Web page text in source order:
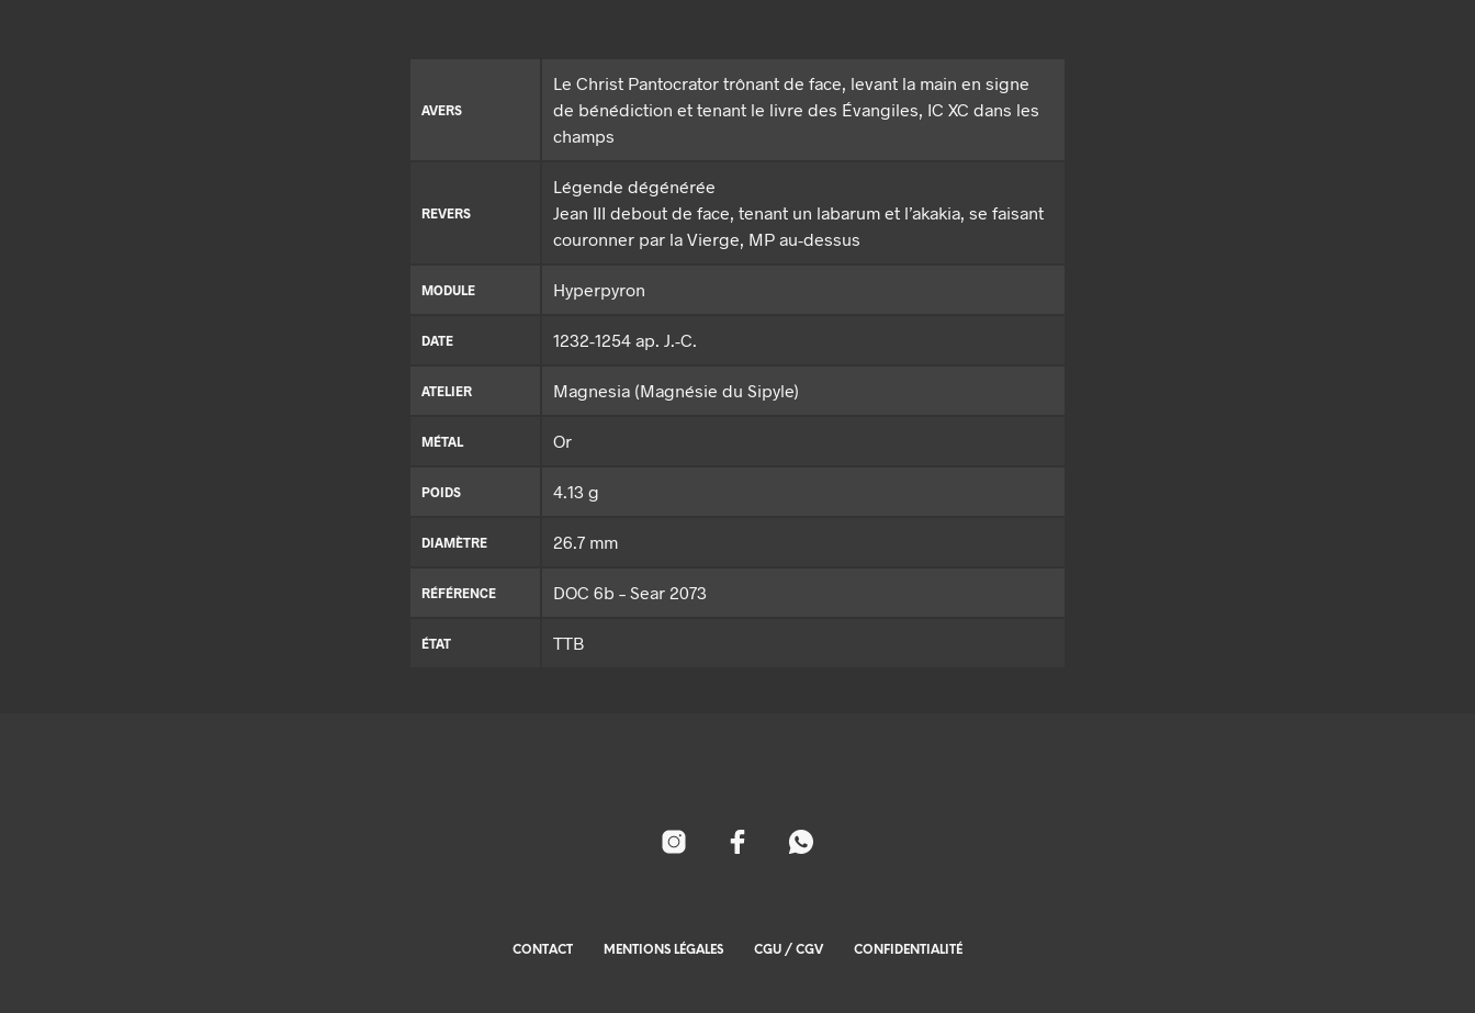
AVERS
Le Christ Pantocrator trônant de face, levant la main en signe
de bénédiction et tenant le livre des Évangiles, IC XC dans les
champs
REVERS
Légende dégénérée
Jean III debout de face, tenant un labarum et l’akakia, se faisant
couronner par la Vierge, MP au-dessus
MODULE Hyperpyron
DATE 1232-1254 ap. J.-C.
ATELIER Magnesia (Magnésie du Sipyle)
MÉTAL Or
POIDS 4.13 g
DIAMÈTRE 26.7 mm
RÉFÉRENCE DOC 6b – Sear 2073
ÉTAT TTB
CONTACT MENTIONS LÉGALES CGU / CGV CONFIDENTIALITÉ